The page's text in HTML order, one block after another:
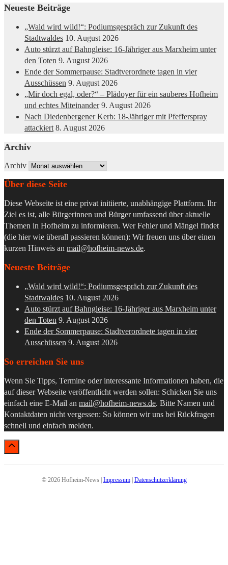
Neueste Beiträge
„Wald wird wild!“: Podiumsgespräch zur Zukunft des
Stadtwaldes 10. August 2026
Auto stürzt auf Bahngleise: 16-Jähriger aus Marxheim unter
den Toten 9. August 2026
Ende der Sommerpause: Stadtverordnete tagen in vier
Ausschüssen 9. August 2026
„Mir doch egal, oder?“ – Plädoyer für ein sauberes Hofheim
und echtes Miteinander 9. August 2026
Nach Diedenbergener Kerb: 18-Jähriger mit Pfefferspray
attackiert 8. August 2026
Archiv
Archiv
Über diese Seite
Diese Webseite ist eine privat initiierte, unabhängige Plattform. Ihr
Ziel es ist, alle Bürgerinnen und Bürger umfassend über aktuelle
Themen in Hofheim zu informieren. Wer Fehler und Mängel findet
(die hier wie überall passieren können): Wir freuen uns über einen
kurzen Hinweis an mail@hofheim-news.de.
Neueste Beiträge
„Wald wird wild!“: Podiumsgespräch zur Zukunft des
Stadtwaldes 10. August 2026
Auto stürzt auf Bahngleise: 16-Jähriger aus Marxheim unter
den Toten 9. August 2026
Ende der Sommerpause: Stadtverordnete tagen in vier
Ausschüssen 9. August 2026
So erreichen Sie uns
Wenn Sie Tipps, Termine oder interessante Informationen haben, die
auf dieser Webseite veröffentlicht werden sollen: Schicken Sie uns
einfach eine E-Mail an mail@hofheim-news.de. Bitte Namen und
Kontaktdaten nicht vergessen: So können wir uns bei Rückfragen
schnell und einfach melden.
© 2026 Hofheim-News | Impressum| Datenschutzerklärung